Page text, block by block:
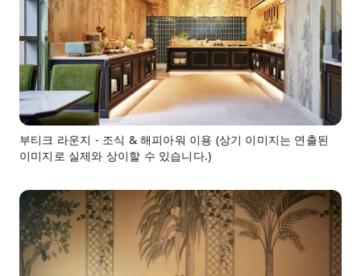
부티크 라운지 - 조식 & 해피아워 이용 (상기 이미지는 연출된
이미지로 실제와 상이할 수 있습니다.)